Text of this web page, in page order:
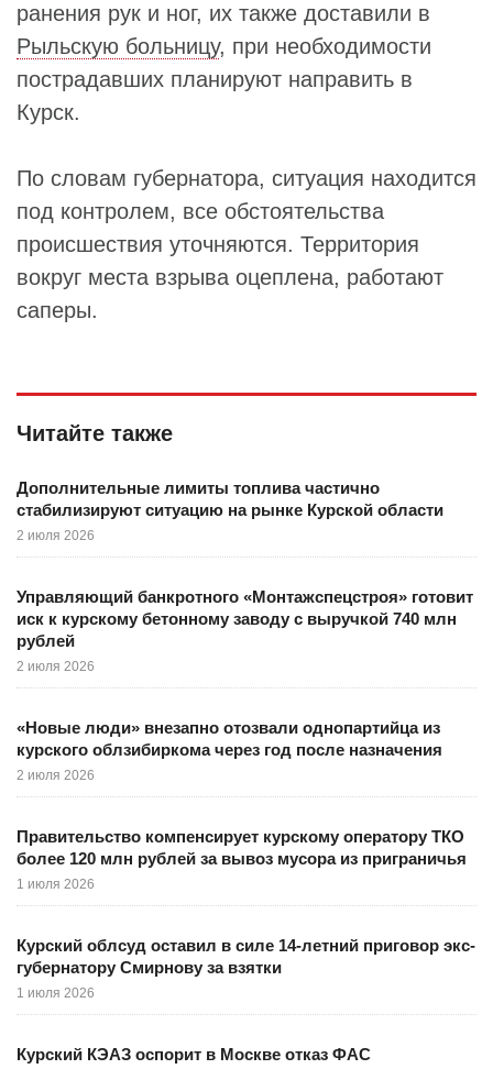
ранения рук и ног, их также доставили в
Рыльскую больницу, при необходимости
пострадавших планируют направить в
Курск.
По словам губернатора, ситуация находится
под контролем, все обстоятельства
происшествия уточняются. Территория
вокруг места взрыва оцеплена, работают
саперы.
Читайте также
Дополнительные лимиты топлива частично
стабилизируют ситуацию на рынке Курской области
2 июля 2026
Управляющий банкротного «Монтажспецстроя» готовит
иск к курскому бетонному заводу с выручкой 740 млн
рублей
2 июля 2026
«Новые люди» внезапно отозвали однопартийца из
курского облзибиркома через год после назначения
2 июля 2026
Правительство компенсирует курскому оператору ТКО
более 120 млн рублей за вывоз мусора из приграничья
1 июля 2026
Курский облсуд оставил в силе 14-летний приговор экс-
губернатору Смирнову за взятки
1 июля 2026
Курский КЭАЗ оспорит в Москве отказ ФАС